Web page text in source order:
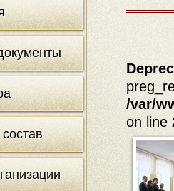
/var/
on line